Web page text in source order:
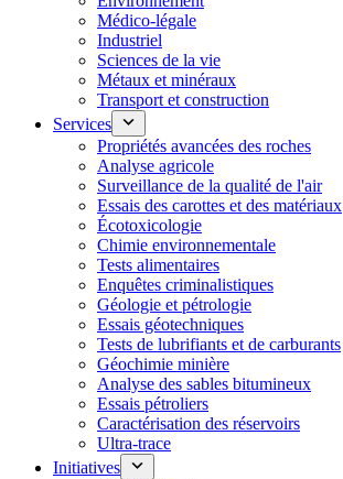
Médico-légale
Industriel
Sciences de la vie
Métaux et minéraux
Transport et construction
Services
Propriétés avancées des roches
Analyse agricole
Surveillance de la qualité de l'air
Essais des carottes et des matériaux
Écotoxicologie
Chimie environnementale
Tests alimentaires
Enquêtes criminalistiques
Géologie et pétrologie
Essais géotechniques
Tests de lubrifiants et de carburants
Géochimie minière
Analyse des sables bitumineux
Essais pétroliers
Caractérisation des réservoirs
Ultra-trace
Initiatives